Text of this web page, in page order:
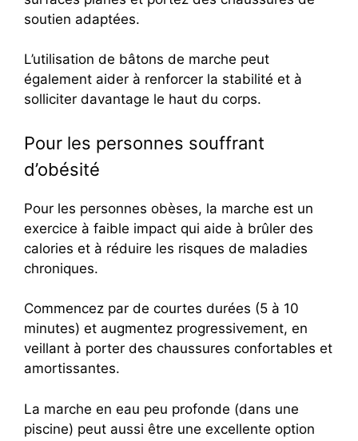
soutien adaptées.
L’utilisation de bâtons de marche peut
également aider à renforcer la stabilité et à
solliciter davantage le haut du corps.
Pour les personnes souffrant
d’obésité
Pour les personnes obèses, la marche est un
exercice à faible impact qui aide à brûler des
calories et à réduire les risques de maladies
chroniques.
Commencez par de courtes durées (5 à 10
minutes) et augmentez progressivement, en
veillant à porter des chaussures confortables et
amortissantes.
La marche en eau peu profonde (dans une
piscine) peut aussi être une excellente option